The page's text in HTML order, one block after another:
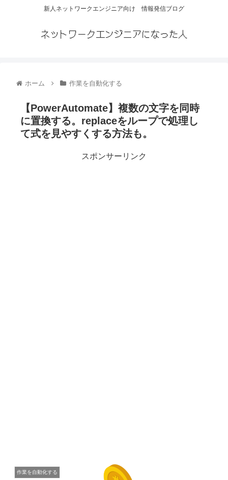
新人ネットワークエンジニア向け 情報発信ブログ
ネットワークエンジニアになった人
ホーム 作業を自動化する
【PowerAutomate】複数の文字を同時
に置換する。replaceをループで処理し
て式を見やすくする方法も。
スポンサーリンク
作業を自動化する